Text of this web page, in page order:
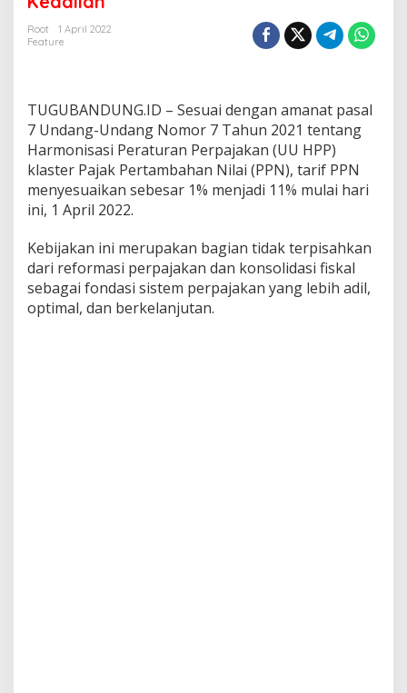
N
K
e
d
e
n
k
a
n
R
Root
1 April 2022
Feature
TUGUBANDUNG.ID – Sesuai dengan amanat pasal
7 Undang-Undang Nomor 7 Tahun 2021 tentang
Harmonisasi Peraturan Perpajakan (UU HPP)
klaster Pajak Pertambahan Nilai (PPN), tarif PPN
menyesuaikan sebesar 1% menjadi 11% mulai hari
ini, 1 April 2022.
Kebijakan ini merupakan bagian tidak terpisahkan
dari reformasi perpajakan dan konsolidasi fiskal
sebagai fondasi sistem perpajakan yang lebih adil,
optimal, dan berkelanjutan.